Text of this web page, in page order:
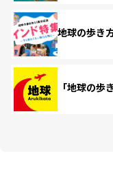
地球の歩き
「地球の歩